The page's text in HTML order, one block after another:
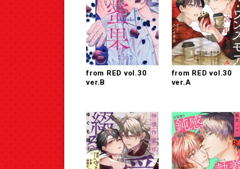
from RED vol.30
ver.B
from RED vol.30
ver.A